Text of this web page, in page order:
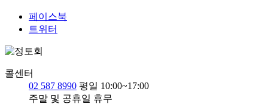
페이스북
트위터
콜센터
02 587 8990 평일 10:00~17:00
주말 및 공휴일 휴무